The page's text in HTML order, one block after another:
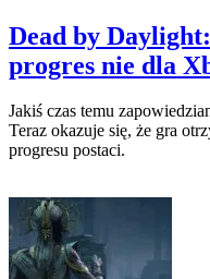
Dead by
progres nie dla
Jakiś czas temu
Teraz okazuje się, że gra
progresu postaci.